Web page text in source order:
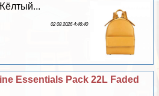
02 08 2026 4:46:40
Essentials Pack 22L Faded